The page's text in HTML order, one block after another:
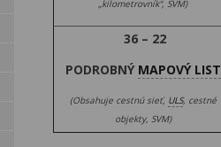
„kilometrovník“, SVM)
36 – 22
PODROBNÝ MAPOVÝ LIST
(Obsahuje cestnú sieť, ULS, cestné
objekty, SVM)